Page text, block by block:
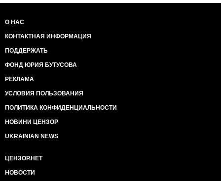
О НАС
КОНТАКТНАЯ ИНФОРМАЦИЯ
ПОДДЕРЖАТЬ
ФОНД ЮРИЯ БУТУСОВА
РЕКЛАМА
УСЛОВИЯ ПОЛЬЗОВАНИЯ
ПОЛИТИКА КОНФИДЕНЦИАЛЬНОСТИ
НОВИНИ ЦЕНЗОР
UKRAINIAN NEWS
ЦЕНЗОР.НЕТ
НОВОСТИ